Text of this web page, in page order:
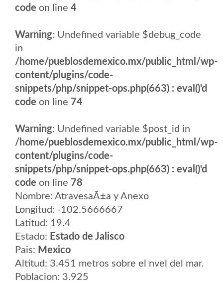
code on line 4
Warning: Undefined variable $debug_code
in
/home/pueblosdemexico.mx/public_html/wp-
content/plugins/code-
snippets/php/snippet-ops.php(663) : eval()'d
code on line 74
Warning: Undefined variable $post_id in
/home/pueblosdemexico.mx/public_html/wp-
content/plugins/code-
snippets/php/snippet-ops.php(663) : eval()'d
code on line 78
Nombre: AtravesaÃ±a y Anexo
Longitud: -102.5666667
Latitud: 19.4
Estado: Estado de Jalisco
Pais: Mexico
Altitud: 3.451 metros sobre el nvel del mar.
Poblacion: 3.925